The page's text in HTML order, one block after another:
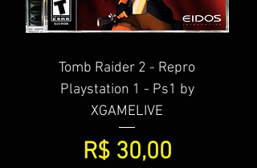
Tomb Raider 2 - Repro
Playstation 1 - Ps1 by
XGAMELIVE
Preço
R$ 30,00